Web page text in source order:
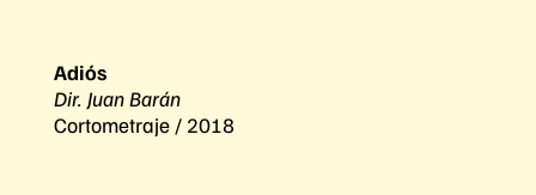
Adiós
Dir. Juan Barán
Cortometraje / 2018